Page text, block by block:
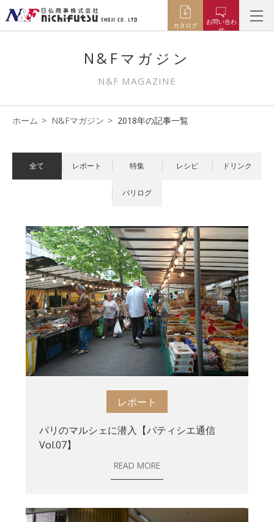
カタログ
お問い合わ
せ
N&Fマガジン
N&F MAGAZINE
ホーム N&Fマガジン 2018年の記事一覧
全て レポート 特集 レシピ ドリンク
パリログ
レポート
パリのマルシェに潜入【パティシエ通信
Vol.07】
READ MORE